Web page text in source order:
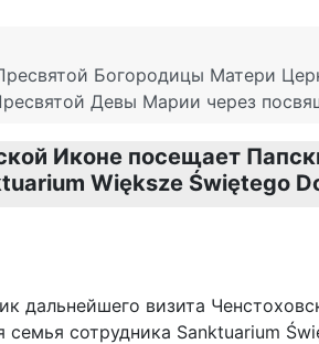
Богородицы Матери
Девы Марии через
Иконе посещает
Większe Świętego
дальнейшего визита
сотрудника Sanktuarium